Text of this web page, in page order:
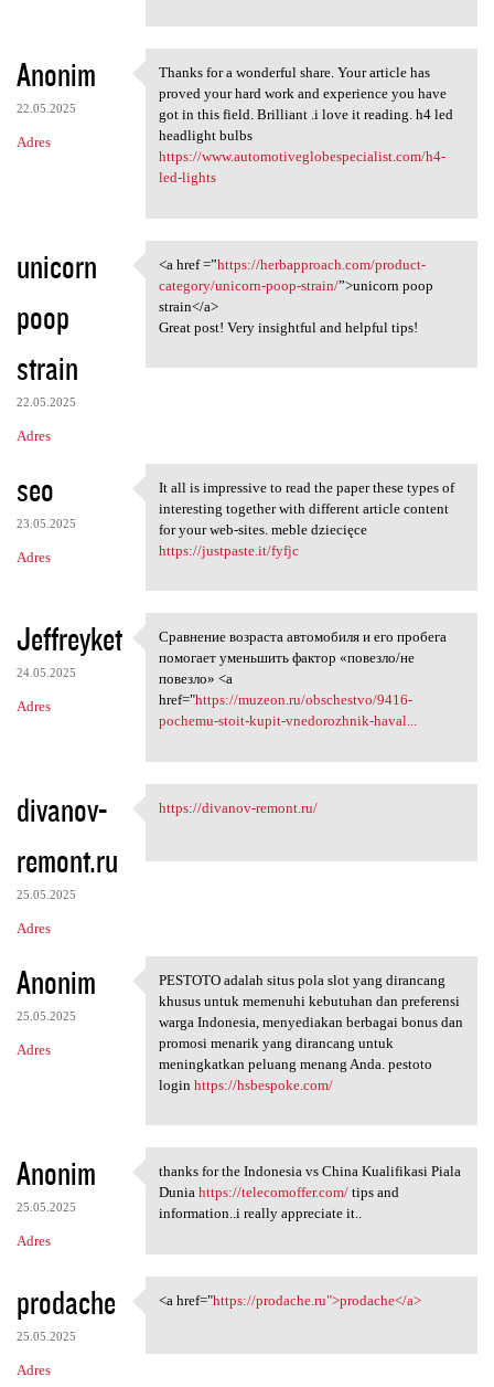
Anonim
22.05.2025
Adres
Thanks for a wonderful share.
Thanks for a wonderful share. Your article has
proved your hard work and experience you have
got in this field. Brilliant .i love it reading. h4 led
headlight bulbs
https://www.automotiveglobespecialist.com/h4-
led-lights
unicorn
poop
strain
22.05.2025
Adres
<a href =”https:/
<a href =”https://herbapproach.com/product-
category/unicorn-poop-strain/”>unicorn poop
strain</a>
Great post! Very insightful and helpful tips!
seo
23.05.2025
Adres
It all is impressive to read
It all is impressive to read the paper these types of
interesting together with different article content
for your web-sites. meble dziecięce
https://justpaste.it/fyfjc
Jeffreyket
24.05.2025
Adres
Сравнение возраста автомобиля
Сравнение возраста автомобиля и его пробега
помогает уменьшить фактор «повезло/не
повезло» <a
href="https://muzeon.ru/obschestvo/9416-
pochemu-stoit-kupit-vnedorozhnik-haval...
divanov-
remont.ru
25.05.2025
Adres
https://divanov-remont.ru/
https://divanov-remont.ru/
Anonim
25.05.2025
Adres
PESTOTO adalah situs pola
PESTOTO adalah situs pola slot yang dirancang
khusus untuk memenuhi kebutuhan dan preferensi
warga Indonesia, menyediakan berbagai bonus dan
promosi menarik yang dirancang untuk
meningkatkan peluang menang Anda. pestoto
login https://hsbespoke.com/
Anonim
25.05.2025
Adres
thanks for the Indonesia vs
thanks for the Indonesia vs China Kualifikasi Piala
Dunia https://telecomoffer.com/tips and
information..i really appreciate it..
prodache
25.05.2025
Adres
<a href="https://prodache.ru"
<a href="https://prodache.ru">prodache</a>